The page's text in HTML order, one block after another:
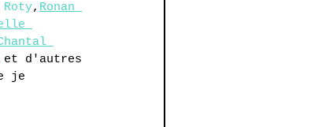
, Ronan
et d'autres
je